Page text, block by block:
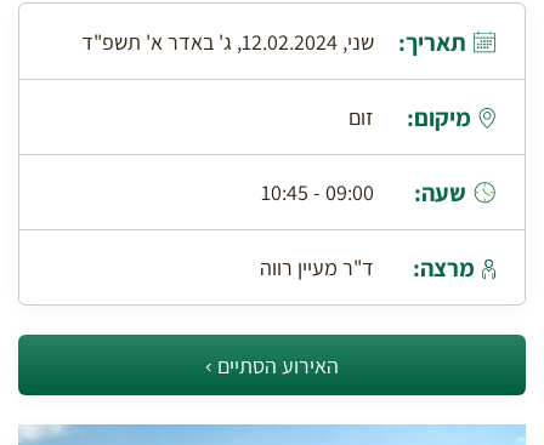
תאריך: שני, 12.02.2024, ג' באדר א' תשפ"ד
מיקום: זום
שעה: 09:00 - 10:45
מרצה: ד"ר מעיין רווה
האירוע הסתיים